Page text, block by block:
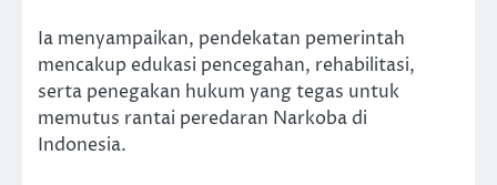
Ia menyampaikan, pendekatan pemerintah
mencakup edukasi pencegahan, rehabilitasi,
serta penegakan hukum yang tegas untuk
memutus rantai peredaran Narkoba di
Indonesia.